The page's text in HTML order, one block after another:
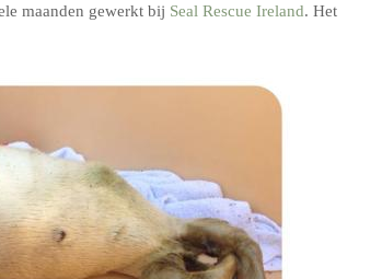
maanden gewerkt bij Seal Rescue Ireland. Het